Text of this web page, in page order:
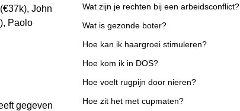
John
Paolo
gegeven
Wat zijn je rechten bij een arbeidsconflict?
Wat is gezonde boter?
Hoe kan ik haargroei stimuleren?
Hoe kom ik in DOS?
Hoe voelt rugpijn door nieren?
Hoe zit het met cupmaten?